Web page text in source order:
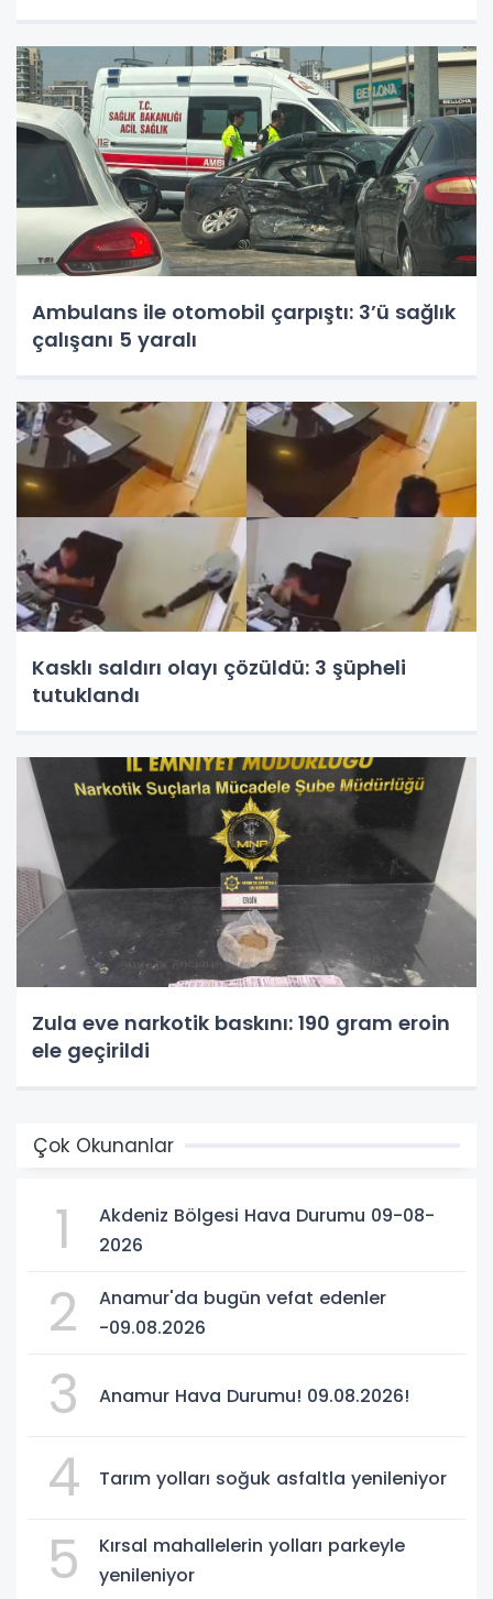
Ambulans ile otomobil çarpıştı: 3’ü sağlık
çalışanı 5 yaralı
Kasklı saldırı olayı çözüldü: 3 şüpheli
tutuklandı
Zula eve narkotik baskını: 190 gram eroin
ele geçirildi
Çok Okunanlar
1
Akdeniz Bölgesi Hava Durumu 09-08-
2026
2
Anamur'da bugün vefat edenler
-09.08.2026
3 Anamur Hava Durumu! 09.08.2026!
4 Tarım yolları soğuk asfaltla yenileniyor
5
Kırsal mahallelerin yolları parkeyle
yenileniyor